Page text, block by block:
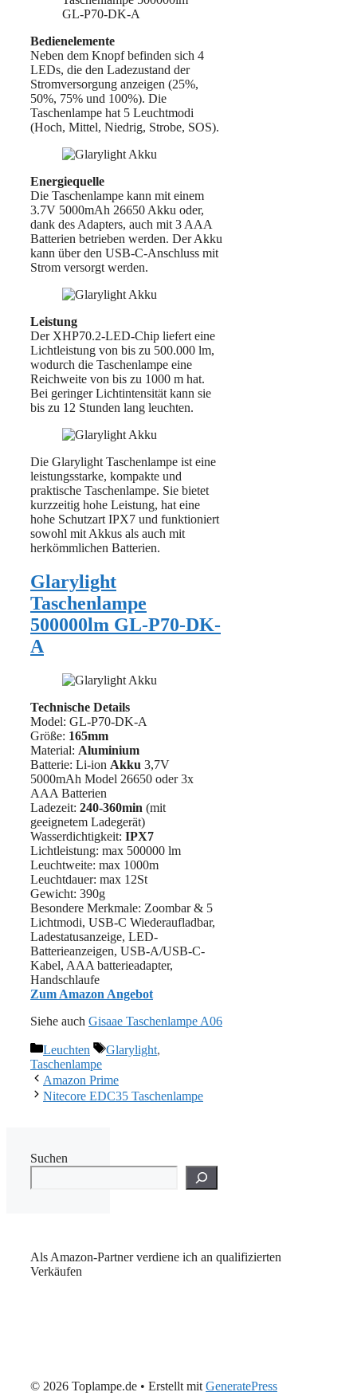
Bedienelemente
Neben dem Knopf befinden sich 4
LEDs, die den Ladezustand der
Stromversorgung anzeigen (25%,
50%, 75% und 100%). Die
Taschenlampe hat 5 Leuchtmodi
(Hoch, Mittel, Niedrig, Strobe, SOS).
Energiequelle
Die Taschenlampe kann mit einem
3.7V 5000mAh 26650 Akku oder,
dank des Adapters, auch mit 3 AAA
Batterien betrieben werden. Der Akku
kann über den USB-C-Anschluss mit
Strom versorgt werden.
Leistung
Der XHP70.2-LED-Chip liefert eine
Lichtleistung von bis zu 500.000 lm,
wodurch die Taschenlampe eine
Reichweite von bis zu 1000 m hat.
Bei geringer Lichtintensität kann sie
bis zu 12 Stunden lang leuchten.
Die Glarylight Taschenlampe ist eine
leistungsstarke, kompakte und
praktische Taschenlampe. Sie bietet
kurzzeitig hohe Leistung, hat eine
hohe Schutzart IPX7 und funktioniert
sowohl mit Akkus als auch mit
herkömmlichen Batterien.
Glarylight
Taschenlampe
500000lm GL-P70-DK-
A
Technische Details
Model: GL-P70-DK-A
Größe: 165mm
Material: ‎‎Aluminium
Batterie: Li-ion Akku 3,7V
5000mAh Model 26650 oder 3x
AAA Batterien
Ladezeit: 240-360min (mit
geeignetem Ladegerät)
Wasserdichtigkeit: IPX7
Lichtleistung: ‎max 500000 lm
Leuchtweite: max 1000m
Leuchtdauer: max 12St
Gewicht: 390g
Besondere Merkmale: Zoombar & 5
Lichtmodi, USB-C Wiederaufladbar,
Ladestatusanzeige, LED-
Batterieanzeigen, USB-A/USB-C-
Kabel, AAA batterieadapter,
Handschlaufe
Zum Amazon Angebot
Siehe auch Gisaae Taschenlampe A06
Kategorien
Leuchten Schlagwörter
Glarylight,
Taschenlampe
Amazon Prime
Nitecore EDC35 Taschenlampe
Suchen
Als Amazon-Partner verdiene ich an qualifizierten
Verkäufen
© 2026 Toplampe.de • Erstellt mit GeneratePress